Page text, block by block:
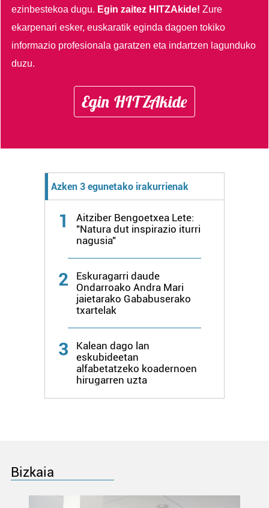
ezinbestekoa dugu. Egin zaitez HITZAkide!Zure
ekarpenari esker, euskaratik eginda dagoen tokiko
informazio profesionala garatzen eta indartzen lagunduko
duzu.
Egin HITZAkide
Azken 3 egunetako irakurrienak
1
Aitziber Bengoetxea Lete:
"Natura dut inspirazio iturri
nagusia"
2
Eskuragarri daude
Ondarroako Andra Mari
jaietarako Gababuserako
txartelak
3
Kalean dago lan
eskubideetan
alfabetatzeko koadernoen
hirugarren uzta
Bizkaia